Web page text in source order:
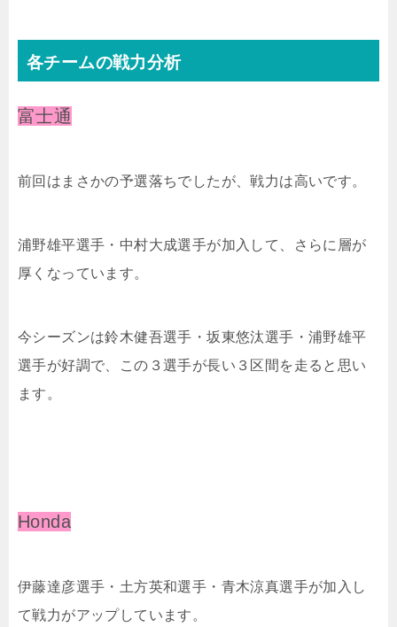
各チームの戦力分析
富士通
前回はまさかの予選落ちでしたが、戦力は高いです。
浦野雄平選手・中村⼤成選手が加入して、さらに層が
厚くなっています。
今シーズンは鈴木健吾選手・坂東悠汰選手・浦野雄平
選手が好調で、この３選手が長い３区間を走ると思い
ます。
Honda
伊藤達彦選手・⼟⽅英和選手・⻘⽊涼真選手が加入し
て戦力がアップしています。